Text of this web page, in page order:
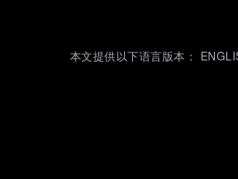
本文提供以下语言版本：